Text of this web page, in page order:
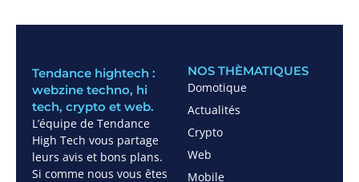
Tendance hightech :
webzine techno, hi
tech, crypto et web.
L’équipe de Tendance
High Tech vous partage
leurs avis et bons plans.
Si comme nous vous êtes
NOS THÈMATIQUES
Domotique
Actualités
Crypto
Web
Mobile